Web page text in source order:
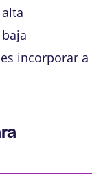
incorporar a